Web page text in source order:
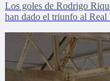
Los goles de Rodrigo
han dado el triunfo al Real